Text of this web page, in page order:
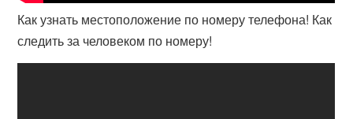
Как узнать местоположение по номеру телефона! Как
следить за человеком по номеру!